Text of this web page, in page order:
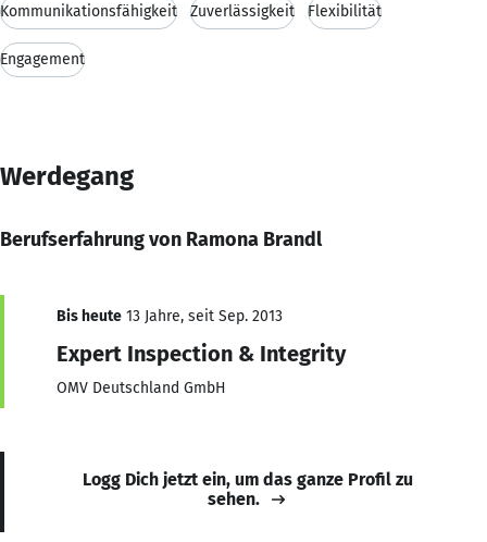
Kommunikationsfähigkeit Zuverlässigkeit Flexibilität
Engagement
Werdegang
Berufserfahrung von Ramona Brandl
Bis heute 13 Jahre, seit Sep. 2013
Expert Inspection & Integrity
OMV Deutschland GmbH
Logg Dich jetzt ein, um das ganze Profil zu
sehen.